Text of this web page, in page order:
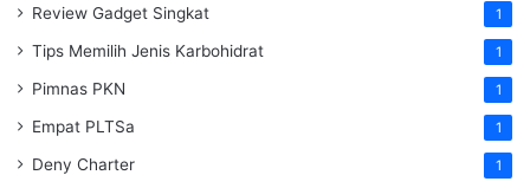
Review Gadget Singkat 1
Tips Memilih Jenis Karbohidrat 1
Pimnas PKN 1
Empat PLTSa 1
Deny Charter 1